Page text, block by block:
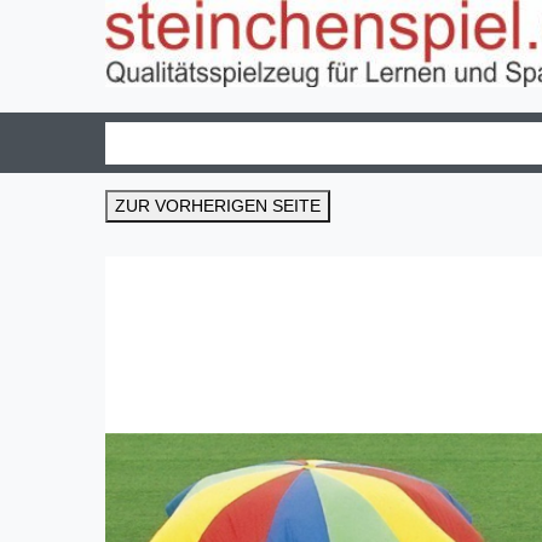
ZUR VORHERIGEN SEITE